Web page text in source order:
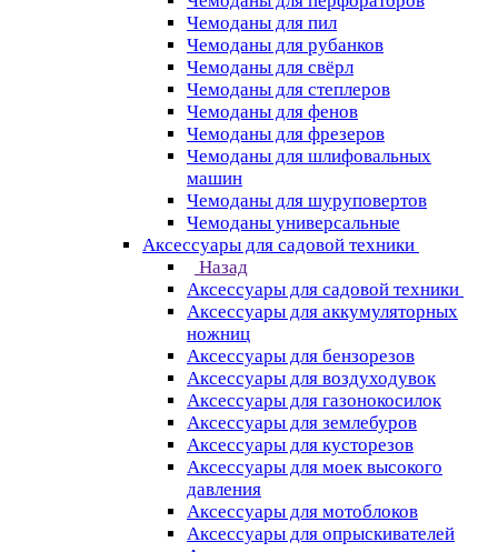
Чемоданы для пил
Чемоданы для рубанков
Чемоданы для свёрл
Чемоданы для степлеров
Чемоданы для фенов
Чемоданы для фрезеров
Чемоданы для шлифовальных
машин
Чемоданы для шуруповертов
Чемоданы универсальные
Аксессуары для садовой техники
Назад
Аксессуары для садовой техники
Аксессуары для аккумуляторных
ножниц
Аксессуары для бензорезов
Аксессуары для воздуходувок
Аксессуары для газонокосилок
Аксессуары для землебуров
Аксессуары для кусторезов
Аксессуары для моек высокого
давления
Аксессуары для мотоблоков
Аксессуары для опрыскивателей